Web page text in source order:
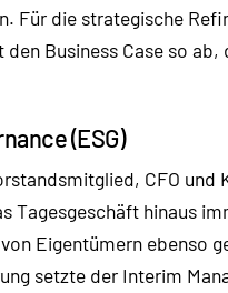
Für die strategische
Business Case so
(ESG)
CFO
hinaus
Eigentümern ebenso
setzte der Interim